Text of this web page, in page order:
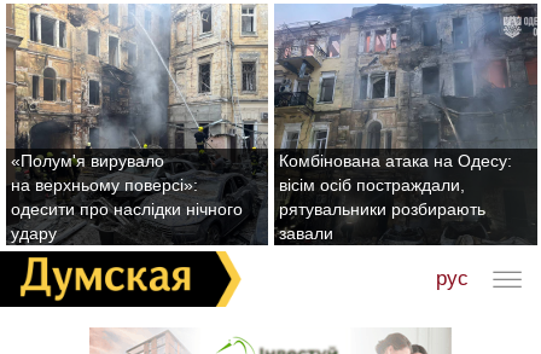
«Полум'я вирувало
на верхньому поверсі»:
одесити про наслідки нічного
удару
Комбінована атака на Одесу:
вісім осіб постраждали,
рятувальники розбирають
завали
рус